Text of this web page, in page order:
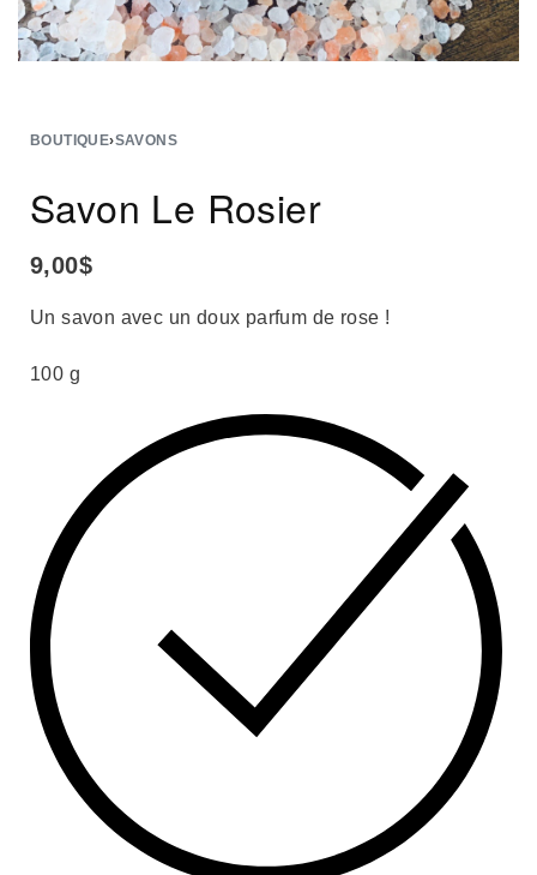
BOUTIQUE›SAVONS
Savon Le Rosier
9,00$
Un savon avec un doux parfum de rose !
100 g